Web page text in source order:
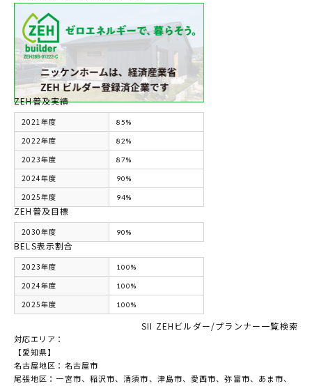
ZEH普及実績
2021年度 85%
2022年度 82%
2023年度 87%
2024年度 90%
2025年度 94%
ZEH普及目標
2030年度 90%
BELS表示割合
2023年度 100%
2024年度 100%
2025年度 100%
SII ZEHビルダー/プランナー一覧検索
対応エリア：
【愛知県】
名古屋地区：名古屋市
尾張地区：一宮市、稲沢市、清須市、津島市、愛西市、弥富市、あま市、